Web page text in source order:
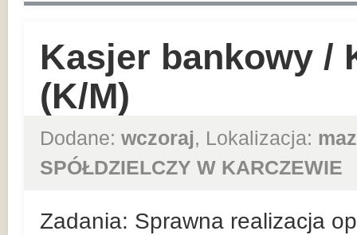
Kasjer bankowy /
(K/M)
Dodane: wczoraj, Lokalizacja:
SPÓŁDZIELCZY W KARCZEWIE
Zadania: Sprawna realizacja